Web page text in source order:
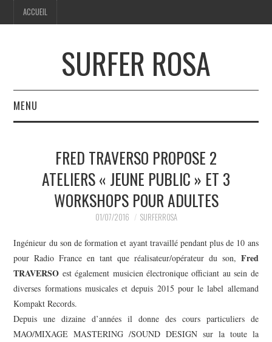
ACCUEIL
SURFER ROSA
MENU
FRED TRAVERSO PROPOSE 2
ATELIERS « JEUNE PUBLIC » ET 3
WORKSHOPS POUR ADULTES
01/07/2016 SURFERROSA
Ingénieur du son de formation et ayant travaillé pendant plus de 10 ans
pour Radio France en tant que réalisateur/opérateur du son, Fred
TRAVERSO est également musicien électronique officiant au sein de
diverses formations musicales et depuis 2015 pour le label allemand
Kompakt Records.
Depuis une dizaine d’années il donne des cours particuliers de
MAO/MIXAGE MASTERING /SOUND DESIGN sur la toute la